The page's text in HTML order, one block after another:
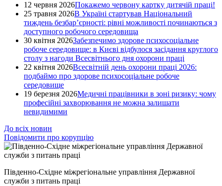
12 червня 2026Покажемо червону картку дитячій праці!
25 травня 2026В Україні стартував Національний
тиждень безбар’єрності: рівні можливості починаються з
доступного робочого середовища
30 квітня 2026Забезпечимо здорове психосоціальне
робоче середовище: в Києві відбулося засідання круглого
столу з нагоди Всесвітнього дня охорони праці
22 квітня 2026Всесвітній день охорони праці 2026:
подбаймо про здорове психосоціальне робоче
середовище
19 березня 2026Медичні працівники в зоні ризику: чому
професійні захворювання не можна залишати
невидимими
До всіх новин
Повідомити про корупцію
Південно-Східне міжрегіональне управління Державної
служби з питань праці